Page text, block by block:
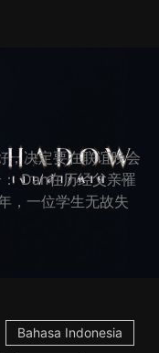
，决定要在联谊晚会
Dan在历经父亲罹
，一位学生无故失
Bahasa Indonesia